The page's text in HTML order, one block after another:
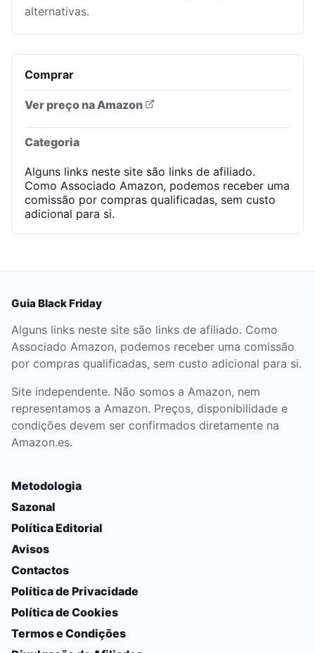
alternativas.
Comprar
Ver preço na Amazon
Categoria
Alguns links neste site são links de afiliado.
Como Associado Amazon, podemos receber uma
comissão por compras qualificadas, sem custo
adicional para si.
Guia Black Friday
Alguns links neste site são links de afiliado. Como
Associado Amazon, podemos receber uma comissão
por compras qualificadas, sem custo adicional para si.
Site independente. Não somos a Amazon, nem
representamos a Amazon. Preços, disponibilidade e
condições devem ser confirmados diretamente na
Amazon.es.
Metodologia
Sazonal
Política Editorial
Avisos
Contactos
Política de Privacidade
Política de Cookies
Termos e Condições